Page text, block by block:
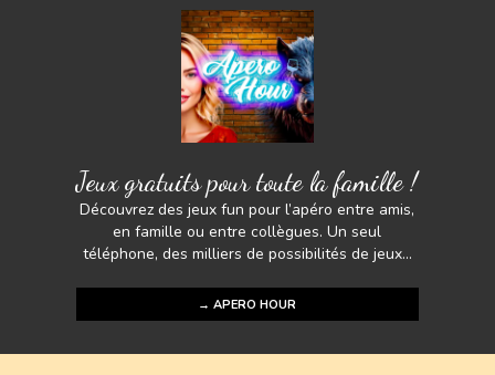
Jeux gratuits pour toute la famille !
Découvrez des jeux fun pour l’apéro entre amis,
en famille ou entre collègues. Un seul
téléphone, des milliers de possibilités de jeux...
→ APERO HOUR